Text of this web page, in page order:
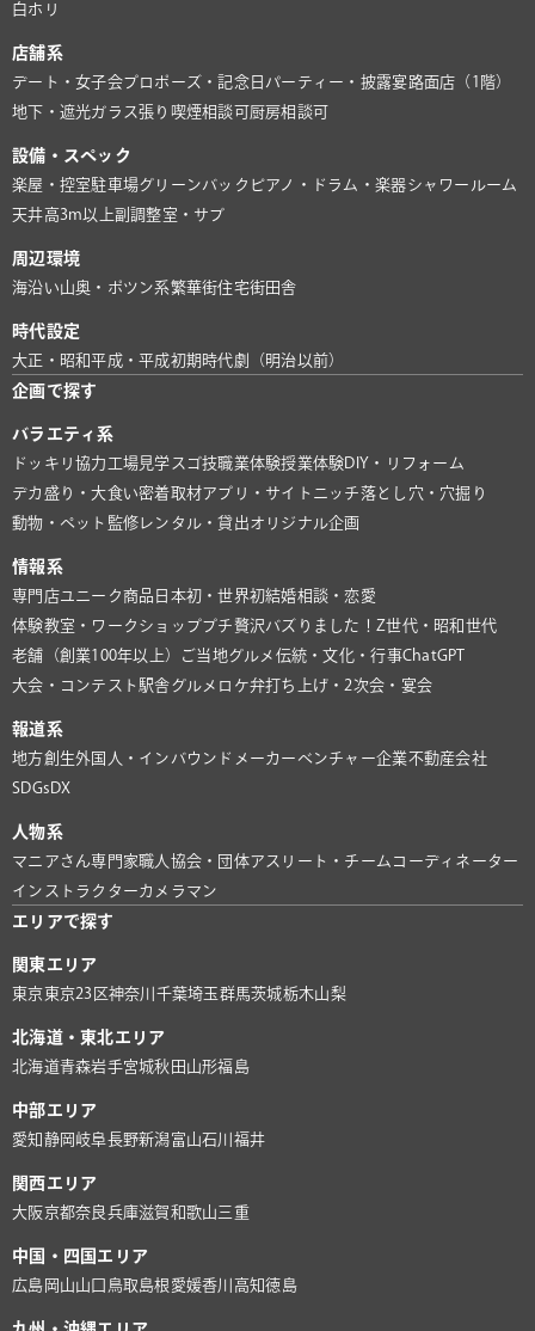
白ホリ
店舗系
デート・女子会プロポーズ・記念日 パーティー・披露宴路面店（1階）
地下・遮光ガラス張り 喫煙相談可 厨房相談可
設備・スペック
楽屋・控室駐車場グリーンバック ピアノ・ドラム・楽器シャワールーム
天井高3m以上副調整室・サブ
周辺環境
海沿い山奥・ポツン系繁華街住宅街田舎
時代設定
大正・昭和平成・平成初期時代劇（明治以前）
企画で探す
バラエティ系
ドッキリ協力 工場見学 スゴ技職業体験授業体験 DIY・リフォーム
デカ盛り・大食い密着取材アプリ・サイト ニッチ落とし穴・穴掘り
動物・ペット 監修 レンタル・貸出オリジナル企画
情報系
専門店ユニーク商品 日本初・世界初結婚相談・恋愛
体験教室・ワークショッププチ贅沢バズりました！ Z世代・昭和世代
老舗（創業100年以上）
ご当地グルメ 伝統・文化・行事ChatGPT
大会・コンテスト 駅舎グルメ ロケ弁打ち上げ・2次会・宴会
報道系
地方創生外国人・インバウンド メーカー ベンチャー企業不動産会社
SDGs DX
人物系
マニアさん専門家 職人 協会・団体アスリート・チーム コーディネーター
インストラクターカメラマン
エリアで探す
関東エリア
東京 東京23区神奈川 千葉埼玉群馬茨城栃木山梨
北海道・東北エリア
北海道青森岩手宮城秋田 山形福島
中部エリア
愛知 静岡 岐阜長野新潟富山石川 福井
関西エリア
大阪京都奈良兵庫滋賀和歌山 三重
中国・四国エリア
広島 岡山山口 鳥取島根 愛媛香川 高知徳島